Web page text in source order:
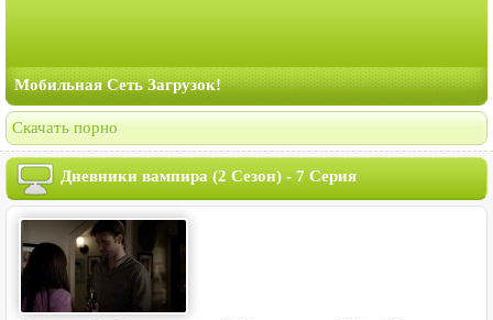
Мобильная Сеть Загрузок!
Скачать порно
Дневники вампира (2 Сезон) - 7 Серия